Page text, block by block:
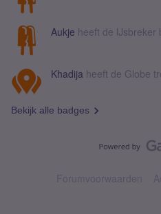
Aukje heeft de IJsbreker
Khadija heeft de Globe
Bekijk alle badges
Forumvoorwaarden